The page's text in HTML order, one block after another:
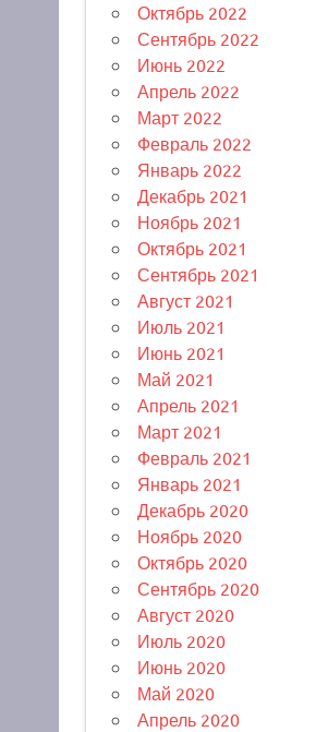
Октябрь 2022
Сентябрь 2022
Июнь 2022
Апрель 2022
Март 2022
Февраль 2022
Январь 2022
Декабрь 2021
Ноябрь 2021
Октябрь 2021
Сентябрь 2021
Август 2021
Июль 2021
Июнь 2021
Май 2021
Апрель 2021
Март 2021
Февраль 2021
Январь 2021
Декабрь 2020
Ноябрь 2020
Октябрь 2020
Сентябрь 2020
Август 2020
Июль 2020
Июнь 2020
Май 2020
Апрель 2020